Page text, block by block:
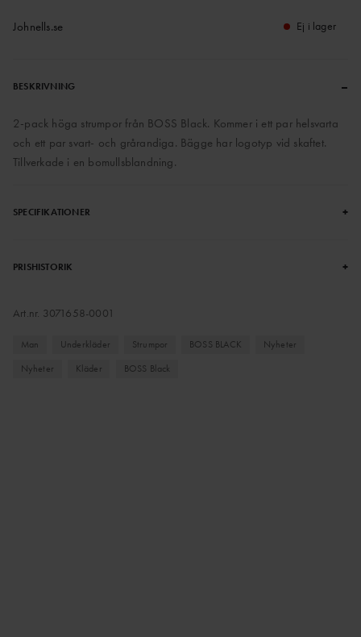
Johnells.se Ej i lager
BESKRIVNING –
2-pack höga strumpor från BOSS Black. Kommer i ett par helsvarta
och ett par svart- och grårandiga. Bägge har logotyp vid skaftet.
Tillverkade i en bomullsblandning.
SPECIFIKATIONER +
PRISHISTORIK +
Art.nr. 3071658-0001
Man Underkläder Strumpor BOSS BLACK
Nyheter
Nyheter
Kläder BOSS Black